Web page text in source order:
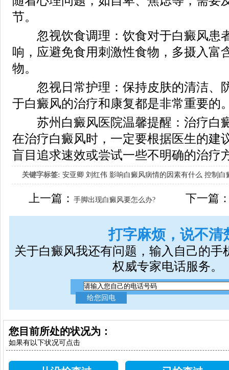
节。
忽视饮食调理：饮食对于白癜风患
响，应避免食用刺激性食物，多摄入富
物。
忽视日常护理：保持皮肤的清洁、
于白癜风的治疗和康复都是非常重要的
苏州白癜风医院温馨提醒：治疗白
在治疗白癜风时，一定要根据医生的建
盲目追求速效或尝试一些不明确的治疗
关键字标签: 安亚卿 刘红伟 影响白癜风病情的因素有什么 控制白
女生应该如何治疗呢
上一篇：手脚出现白癜风要怎么办? 下一篇
打字麻烦，说不清
关于白癜风我还有问题，输入自己的手
权威专家电话服务。
您目前所处的状况为：
如果有以下状况可点击